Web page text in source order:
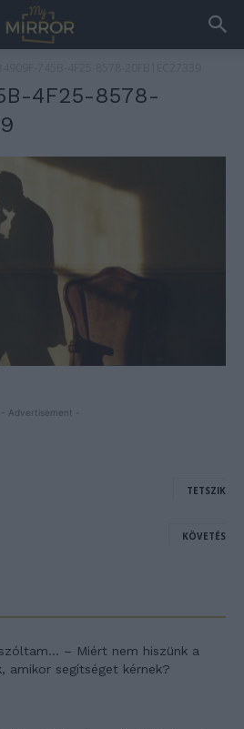
4F25-8578-
- Advertisement -
TETSZIK
KÖVETÉS
– Miért nem hiszünk a
amikor segítséget kérnek?